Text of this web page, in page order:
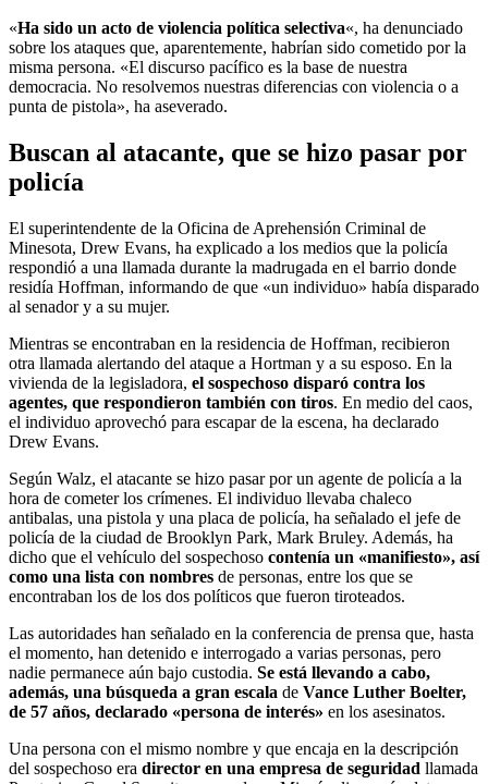
«Ha sido un acto de violencia política selectiva«, ha denunciado
sobre los ataques que, aparentemente, habrían sido cometido por la
misma persona. «El discurso pacífico es la base de nuestra
democracia. No resolvemos nuestras diferencias con violencia o a
punta de pistola», ha aseverado.
Buscan al atacante, que se hizo pasar por
policía
El superintendente de la Oficina de Aprehensión Criminal de
Minesota, Drew Evans, ha explicado a los medios que la policía
respondió a una llamada durante la madrugada en el barrio donde
residía Hoffman, informando de que «un individuo» había disparado
al senador y a su mujer.
Mientras se encontraban en la residencia de Hoffman, recibieron
otra llamada alertando del ataque a Hortman y a su esposo. En la
vivienda de la legisladora, el sospechoso disparó contra los
agentes, que respondieron también con tiros. En medio del caos,
el individuo aprovechó para escapar de la escena, ha declarado
Drew Evans.
Según Walz, el atacante se hizo pasar por un agente de policía a la
hora de cometer los crímenes. El individuo llevaba chaleco
antibalas, una pistola y una placa de policía, ha señalado el jefe de
policía de la ciudad de Brooklyn Park, Mark Bruley. Además, ha
dicho que el vehículo del sospechoso contenía un «manifiesto», así
como una lista con nombres de personas, entre los que se
encontraban los de los dos políticos que fueron tiroteados.
Las autoridades han señalado en la conferencia de prensa que, hasta
el momento, han detenido e interrogado a varias personas, pero
nadie permanece aún bajo custodia. Se está llevando a cabo,
además, una búsqueda a gran escala de Vance Luther Boelter,
de 57 años, declarado «persona de interés» en los asesinatos.
Una persona con el mismo nombre y que encaja en la descripción
del sospechoso era director en una empresa de seguridad llamada